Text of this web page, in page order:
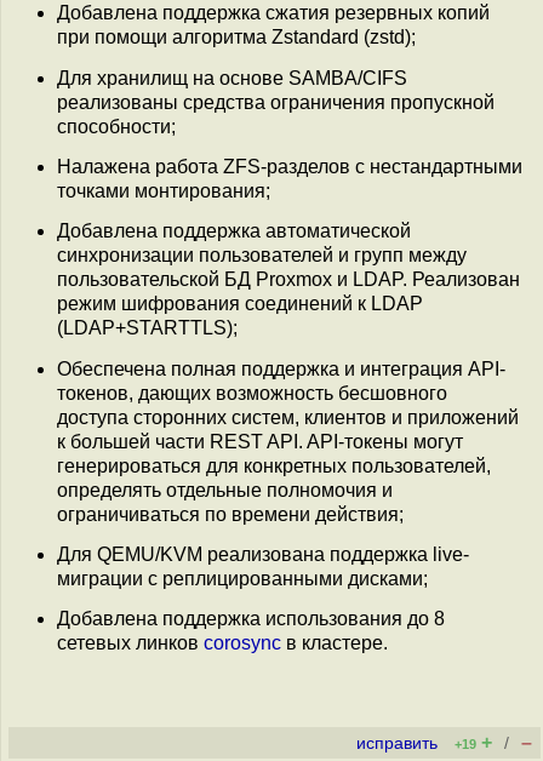
Добавлена поддержка сжатия резервных копий
при помощи алгоритма Zstandard (zstd);
Для хранилищ на основе SAMBA/CIFS
реализованы средства ограничения пропускной
способности;
Налажена работа ZFS-разделов с нестандартными
точками монтирования;
Добавлена поддержка автоматической
синхронизации пользователей и групп между
пользовательской БД Proxmox и LDAP. Реализован
режим шифрования соединений к LDAP
(LDAP+STARTTLS);
Обеспечена полная поддержка и интеграция API-
токенов, дающих возможность бесшовного
доступа сторонних систем, клиентов и приложений
к большей части REST API. API-токены могут
генерироваться для конкретных пользователей,
определять отдельные полномочия и
ограничиваться по времени действия;
Для QEMU/KVM реализована поддержка live-
миграции с реплицированными дисками;
Добавлена поддержка использования до 8
сетевых линков corosync в кластере.
исправить +19 + / –